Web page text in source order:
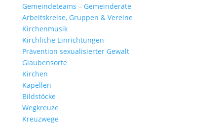
Gemein­de­teams – Gemeinderäte
Arbeits­kreise, Gruppen & Vereine
Kirchen­musik
Kirch­liche Einrichtungen
Präven­tion sexua­li­sierter Gewalt
Glau­ben­s­orte
Kirchen
Kapellen
Bild­stöcke
Wegkreuze
Kreuz­wege